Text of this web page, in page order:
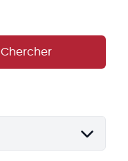
Chercher